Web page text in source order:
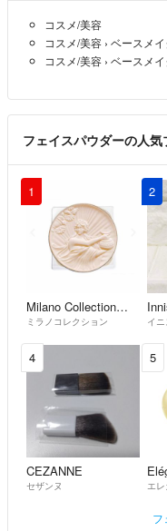
コスメ/美容
コスメ/美容 › ベースメ
コスメ/美容 › ベースメ
フェイスパウダーの人
1
Milano Collection（kanebo）
ミラノコレクション
2
イ
4
CEZANNE
セザンヌ
5
エレ
フ